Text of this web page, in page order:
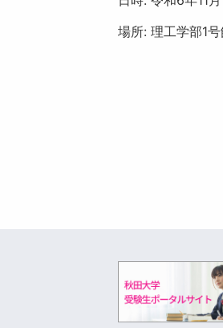
場所: 理工学部1